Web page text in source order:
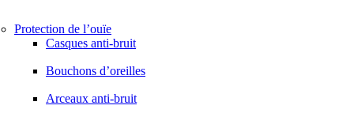
Protection de l’ouïe
Casques anti-bruit
Bouchons d’oreilles
Arceaux anti-bruit